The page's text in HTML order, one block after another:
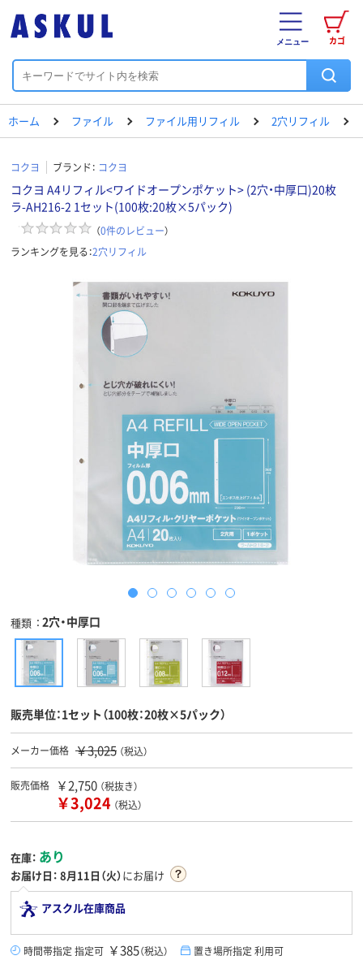
カゴ
メニュー
ホーム ファイル ファイル用リフィル 2穴リフィル
コクヨ ブランド： コクヨ
コクヨ A4リフィル<ワイドオープンポケット> (2穴・中厚口)20枚
ラ-AH216-2 1セット(100枚:20枚×5パック)
（0件のレビュー）
ランキングを見る：2穴リフィル
種類 2穴・中厚口
販売単位：1セット（100枚：20枚×5パック）
メーカー価格 ￥3,025 （税込）
販売価格 ￥2,750 （税抜き）
￥3,024 （税込）
在庫： あり
お届け日： 8月11日（火）にお届け
アスクル在庫商品
時間帯指定 指定可 ￥385（税込） 置き場所指定 利用可